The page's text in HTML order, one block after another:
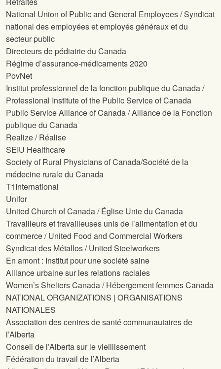
National Union of Public and General Employees / Syndicat
national des employées et employés généraux et du
secteur public
Directeurs de pédiatrie du Canada
Régime d’assurance-médicaments 2020
PovNet
Institut professionnel de la fonction publique du Canada /
Professional Institute of the Public Service of Canada
Public Service Alliance of Canada / Alliance de la Fonction
publique du Canada
Realize / Réalise
SEIU Healthcare
Society of Rural Physicians of Canada/Société de la
médecine rurale du Canada
T1International
Unifor
United Church of Canada / Église Unie du Canada
Travailleurs et travailleuses unis de l’alimentation et du
commerce / United Food and Commercial Workers
Syndicat des Métallos / United Steelworkers
En amont : Institut pour une société saine
Alliance urbaine sur les relations raciales
Women’s Shelters Canada / Hébergement femmes Canada
NATIONAL ORGANIZATIONS | ORGANISATIONS
NATIONALES
Association des centres de santé communautaires de
l’Alberta
Conseil de l’Alberta sur le vieillissement
Fédération du travail de l’Alberta